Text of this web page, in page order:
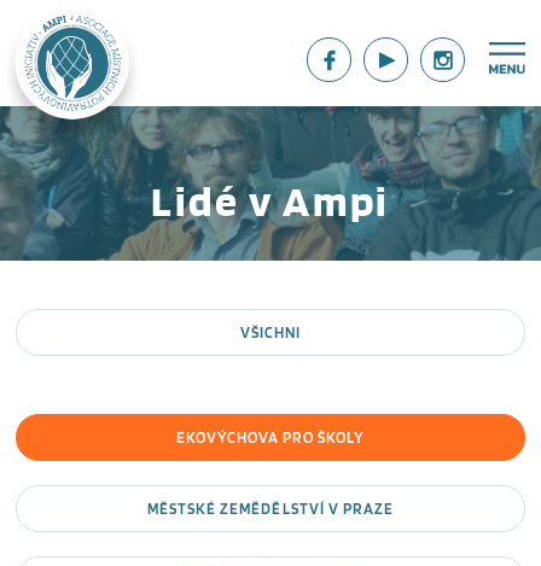
Lidé v Ampi
VŠICHNI
EKOVÝCHOVA PRO ŠKOLY
MĚSTSKÉ ZEMĚDĚLSTVÍ V PRAZE